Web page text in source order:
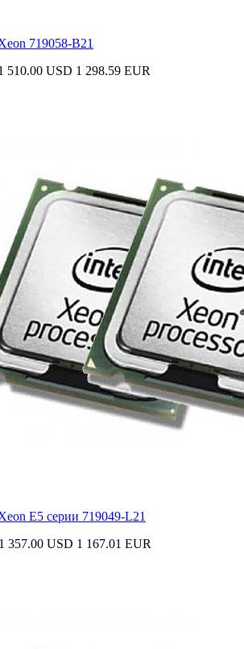
719058-B21
510.00 USD 1 298.59 EUR
E5 серии 719049-L21
1 357.00 USD 1 167.01 EUR